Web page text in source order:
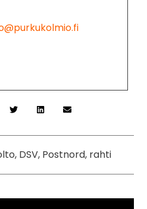
DSV, Postnord, rahti